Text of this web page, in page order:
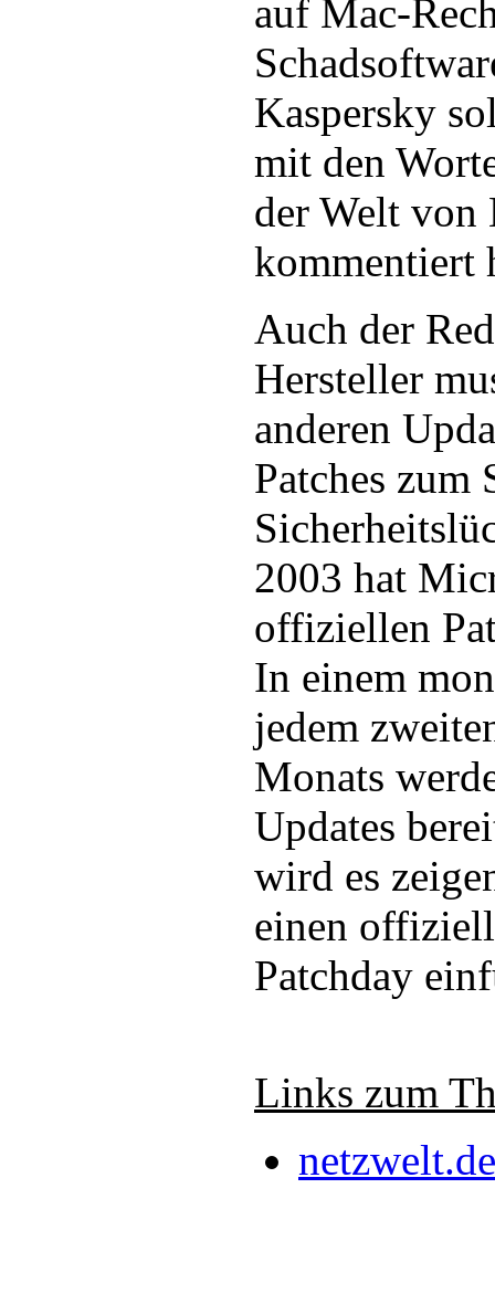
auf Mac-
Kaspersky
mit den
der Welt
kommentiert
Auch der
Hersteller
anderen
Patches zum
2003 hat
offiziellen
In einem
jedem
Monats
Updates
wird es
einen
Patchday
Links zum
netzwelt.de